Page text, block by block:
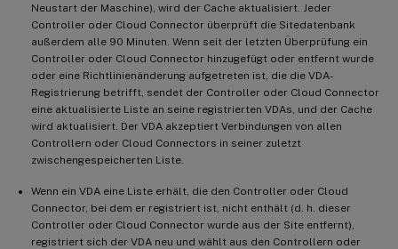
Neustart der Maschine), wird der Cache aktualisiert. Jeder
Controller oder Cloud Connector überprüft die Sitedatenbank
außerdem alle 90 Minuten. Wenn seit der letzten Überprüfung ein
Controller oder Cloud Connector hinzugefügt oder entfernt wurde
oder eine Richtlinienänderung aufgetreten ist, die die VDA-
Registrierung betrifft, sendet der Controller oder Cloud Connector
eine aktualisierte Liste an seine registrierten VDAs, und der Cache
wird aktualisiert. Der VDA akzeptiert Verbindungen von allen
Controllern oder Cloud Connectors in seiner zuletzt
zwischengespeicherten Liste.
Wenn ein VDA eine Liste erhält, die den Controller oder Cloud
Connector, bei dem er registriert ist, nicht enthält (d. h. dieser
Controller oder Cloud Connector wurde aus der Site entfernt),
registriert sich der VDA neu und wählt aus den Controllern oder